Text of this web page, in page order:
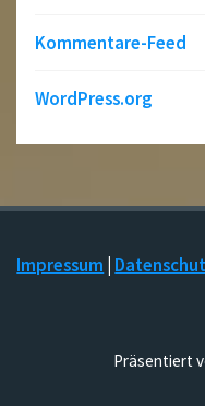
Kommentare-Feed
WordPress.org
Impressum
Präsentiert